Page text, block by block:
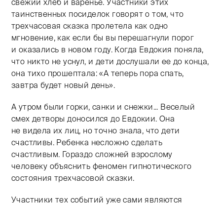
свежий хлеб и варенье. Участники этих
таинственных посиделок говорят о том, что
трехчасовая сказка пролетела как одно
мгновение, как если бы вы перешагнули порог
и оказались в новом году. Когда Евдокия поняла,
что никто не уснул, и дети дослушали ее до конца,
она тихо прошептала: «А теперь пора спать,
завтра будет новый день».
А утром были горки, санки и снежки... Веселый
смех детворы доносился до Евдокии. Она
не видела их лиц, но точно знала, что дети
счастливы. Ребенка несложно сделать
счастливым. Гораздо сложней взрослому
человеку объяснить феномен гипнотического
состояния трехчасовой сказки.
Участники тех событий уже сами являются